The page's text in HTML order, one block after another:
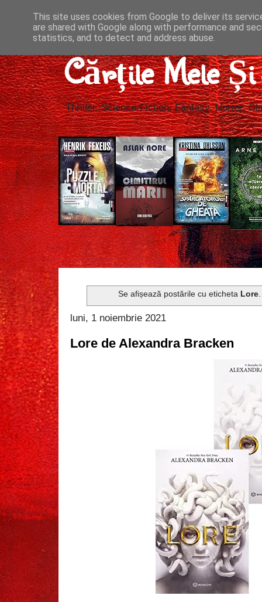
Cărțile Mele
Thriller, Science-Fiction, Fantasy, Horror,
Se afișează postările cu eticheta Lore
luni, 1 noiembrie 2021
Lore de Alexandra Bracken
This site uses cookies from Google to deliver its
are shared with Google along with performance and
statistics, and to detect and address abuse.